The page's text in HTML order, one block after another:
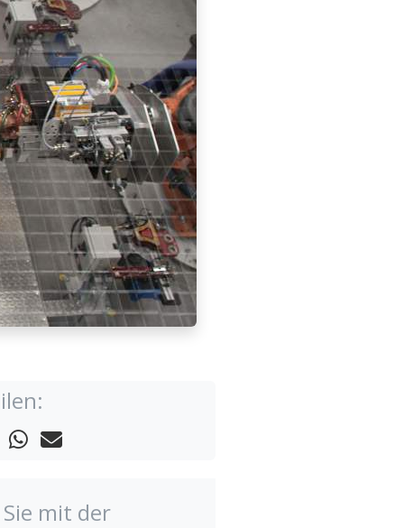
mit der